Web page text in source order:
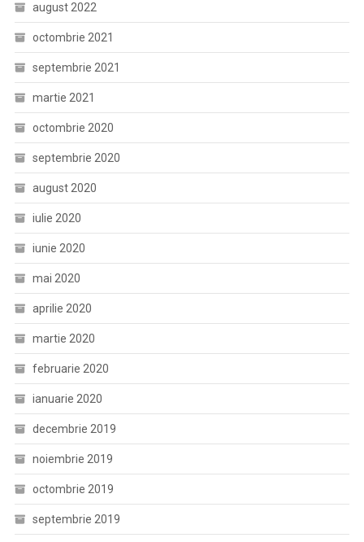
august 2022
octombrie 2021
septembrie 2021
martie 2021
octombrie 2020
septembrie 2020
august 2020
iulie 2020
iunie 2020
mai 2020
aprilie 2020
martie 2020
februarie 2020
ianuarie 2020
decembrie 2019
noiembrie 2019
octombrie 2019
septembrie 2019